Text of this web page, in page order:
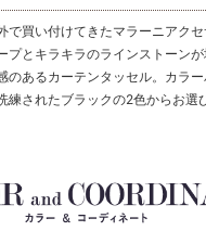
で買い付けてきたマラーニアクセ
プとキラキラのラインストーン
のあるカーテンタッセル。カラ
練されたブラックの2色からお選